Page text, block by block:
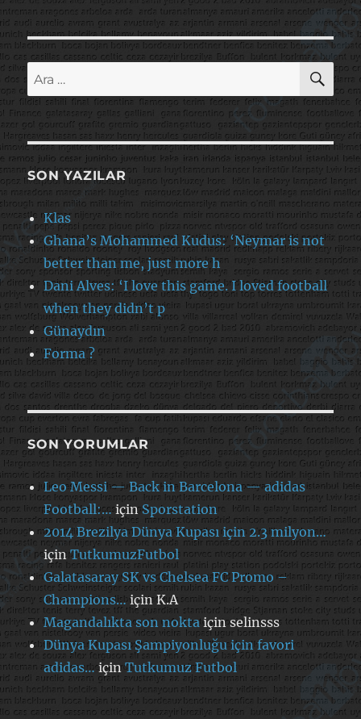
Ara:
SON YAZILAR
Klas
Ghana’s Mohammed Kudus: ‘Neymar is not
better than me, just more h
Dani Alves: ‘I love this game. I loved football
when they didn’t p
Günaydın
Forma ?
SON YORUMLAR
Leo Messi — Back in Barcelona — adidas
Football:…içinSporstation
2014 Brezilya Dünya Kupası için 2.3 milyon…
içinTutkumuzFutbol
Galatasaray SK vs Chelsea FC Promo –
Champions… içinK.A
Magandalıkta son noktaiçinselinsss
Dünya Kupası Şampiyonluğu için favori
adidas…içinTutkumuz Futbol